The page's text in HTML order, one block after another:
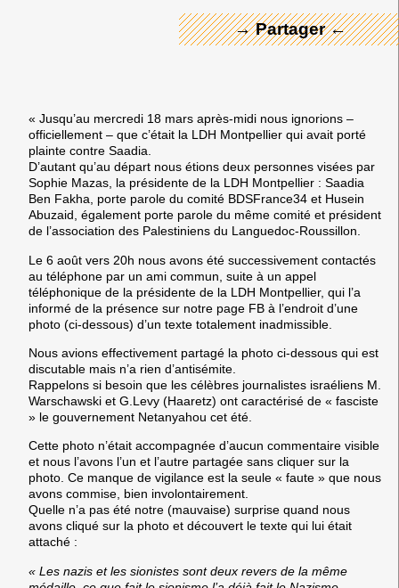
→ Partager ←
« Jusqu’au mercredi 18 mars après-midi nous ignorions –
officiellement – que c’était la LDH Montpellier qui avait porté
plainte contre Saadia.
D’autant qu’au départ nous étions deux personnes visées par
Sophie Mazas, la présidente de la LDH Montpellier : Saadia
Ben Fakha, porte parole du comité BDSFrance34 et Husein
Abuzaid, également porte parole du même comité et président
de l’association des Palestiniens du Languedoc-Roussillon.
Le 6 août vers 20h nous avons été successivement contactés
au téléphone par un ami commun, suite à un appel
téléphonique de la présidente de la LDH Montpellier, qui l’a
informé de la présence sur notre page FB à l’endroit d’une
photo (ci-dessous) d’un texte totalement inadmissible.
Nous avions effectivement partagé la photo ci-dessous qui est
discutable mais n’a rien d’antisémite.
Rappelons si besoin que les célèbres journalistes israéliens M.
Warschawski et G.Levy (Haaretz) ont caractérisé de « fasciste
» le gouvernement Netanyahou cet été.
Cette photo n’était accompagnée d’aucun commentaire visible
et nous l’avons l’un et l’autre partagée sans cliquer sur la
photo. Ce manque de vigilance est la seule « faute » que nous
avons commise, bien involontairement.
Quelle n’a pas été notre (mauvaise) surprise quand nous
avons cliqué sur la photo et découvert le texte qui lui était
attaché :
« Les nazis et les sionistes sont deux revers de la même